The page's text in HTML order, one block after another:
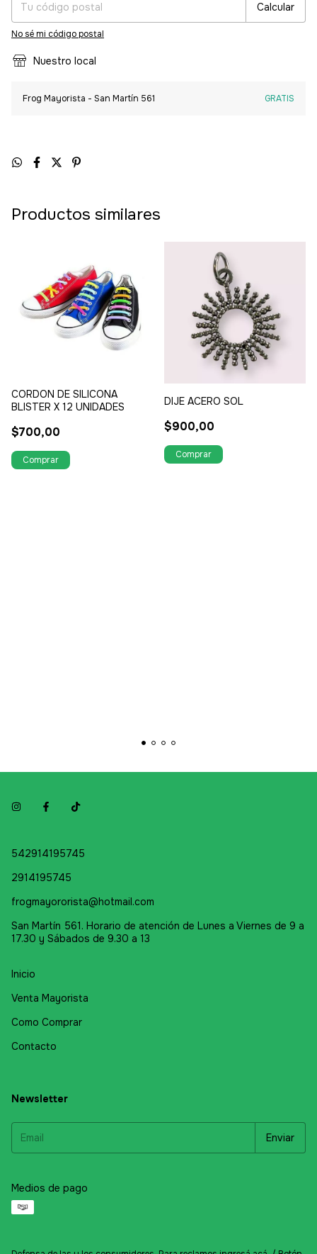
Calcular
No sé mi código postal
Nuestro local
Frog Mayorista - San Martín 561 GRATIS
Productos similares
CORDON DE SILICONA
BLISTER X 12 UNIDADES
$700,00
DIJE ACERO SOL
$900,00
542914195745
2914195745
frogmayororista@hotmail.com
San Martín 561. Horario de atención de Lunes a Viernes de 9 a
17.30 y Sábados de 9.30 a 13
Inicio
Venta Mayorista
Como Comprar
Contacto
Newsletter
Medios de pago